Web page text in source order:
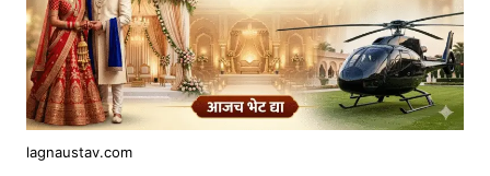
lagnaustav.com